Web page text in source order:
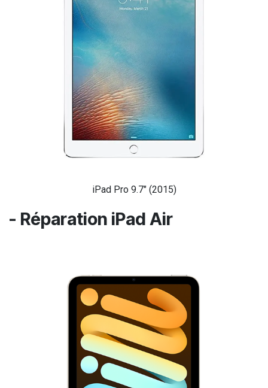
iPad Pro 9.7" (2015)
- Réparation iPad Air